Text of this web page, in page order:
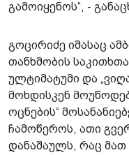
გამოიყენოს“, -
გოცირიძე იმასაც
თანხმობის
ულტიმატუმი და
მოხდისკენ
ოცნების“
ჩამოწეროს, ათი
დანაშაულს, რაც მათ